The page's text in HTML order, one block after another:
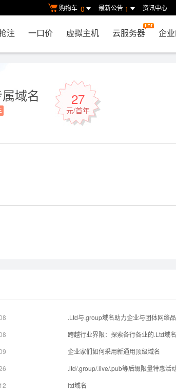
购物车 0 最新公告 1 资讯中心
注 一口价 虚拟主机 云服务器 企
域名 27
元/首年
.Ltd与.group域名助力企业与团体网络
跨越行业界限：探索各行各业的.Ltd域
企业家们如何采用新通用顶级域名
.ltd/.group/.live/.pub等后缀限量特惠活
ltd域名